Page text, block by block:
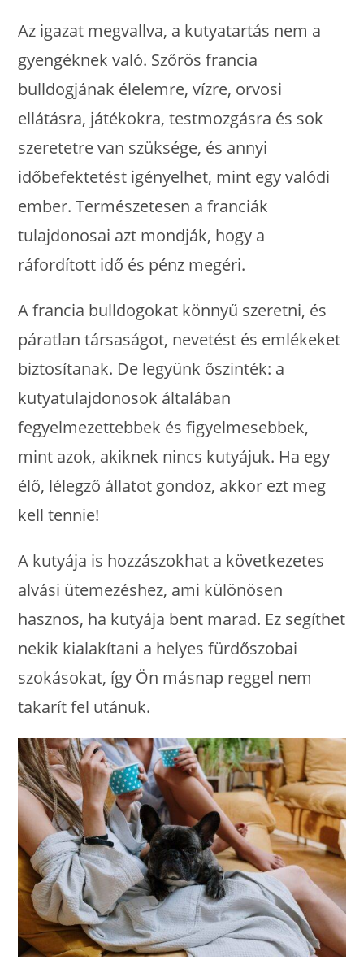
Az igazat megvallva, a kutyatartás nem a
gyengéknek való. Szőrös francia
bulldogjának élelemre, vízre, orvosi
ellátásra, játékokra, testmozgásra és sok
szeretetre van szüksége, és annyi
időbefektetést igényelhet, mint egy valódi
ember. Természetesen a franciák
tulajdonosai azt mondják, hogy a
ráfordított idő és pénz megéri.
A francia bulldogokat könnyű szeretni, és
páratlan társaságot, nevetést és emlékeket
biztosítanak. De legyünk őszinték: a
kutyatulajdonosok általában
fegyelmezettebbek és figyelmesebbek,
mint azok, akiknek nincs kutyájuk. Ha egy
élő, lélegző állatot gondoz, akkor ezt meg
kell tennie!
A kutyája is hozzászokhat a következetes
alvási ütemezéshez, ami különösen
hasznos, ha kutyája bent marad. Ez segíthet
nekik kialakítani a helyes fürdőszobai
szokásokat, így Ön másnap reggel nem
takarít fel utánuk.